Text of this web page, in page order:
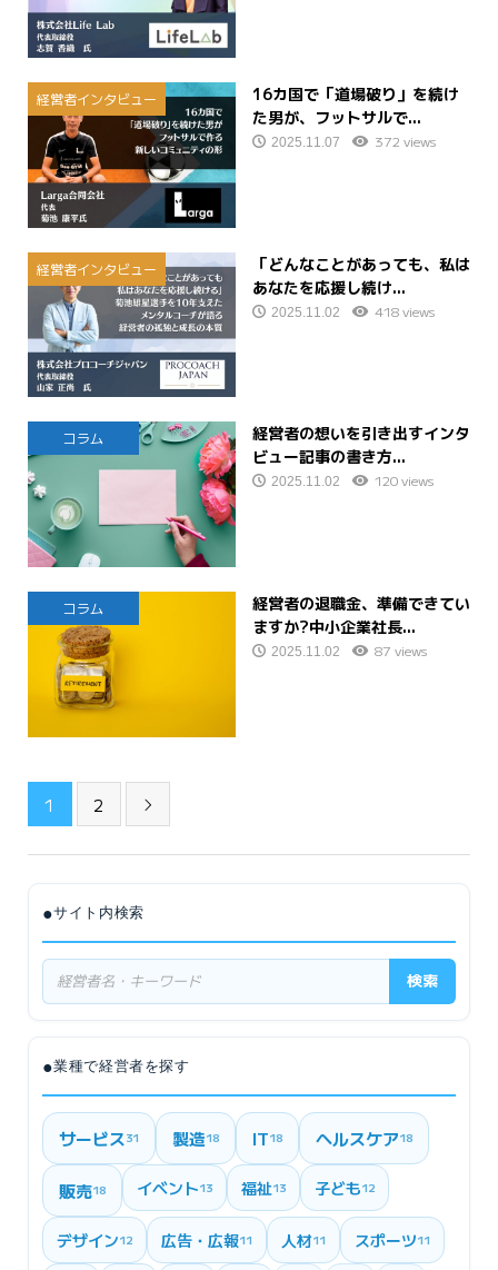
経営者インタビュー
16カ国で「道場破り」を続け
た男が、フットサルで...
2025.11.07 372 views
経営者インタビュー
「どんなことがあっても、私は
あなたを応援し続け...
2025.11.02 418 views
コラム
経営者の想いを引き出すインタ
ビュー記事の書き方...
2025.11.02 120 views
コラム
経営者の退職金、準備できてい
ますか?中小企業社長...
2025.11.02 87 views
1 2 
●サイト内検索
検索
●業種で経営者を探す
サービス31 製造18 IT18 ヘルスケア18
販売18 イベント13 福祉13 子ども12
デザイン12 広告・広報11 人材11 スポーツ11